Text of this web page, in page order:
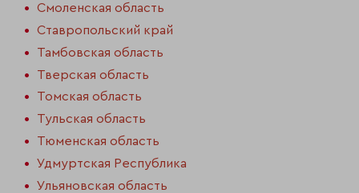
Смоленская область
Ставропольский край
Тамбовская область
Тверская область
Томская область
Тульская область
Тюменская область
Удмуртская Республика
Ульяновская область